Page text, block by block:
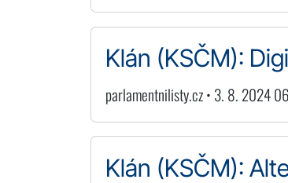
Klán (KSČM):
parlamentnilisty.cz • 3. 8. 2024
Klán (KSČM):